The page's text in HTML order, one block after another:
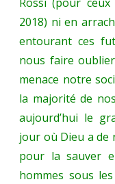
2018) ni en
entourant ces
nous faire
menace notre
la majorité de
aujourd’hui le
jour où Dieu a de
pour la sauver
hommes sous